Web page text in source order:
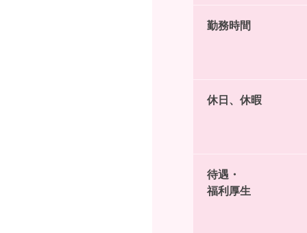
勤務時間
休日、休暇
待遇・
福利厚生